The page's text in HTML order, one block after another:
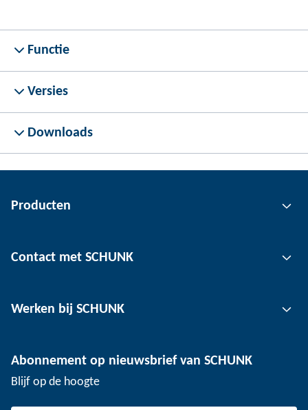
Functie
Versies
Downloads
Producten
Automatiseringstechnologie
Klemtechnologie voor werkstukken
Contact met SCHUNK
Locaties
Evenementen
SCHUNK - Klokkenluidersregeling
Werken bij SCHUNK
Werken bij SCHUNK
Abonnement op nieuwsbrief van SCHUNK
Blijf op de hoogte